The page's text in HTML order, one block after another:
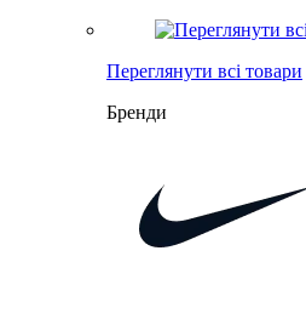
Переглянути всі товари
Бренди